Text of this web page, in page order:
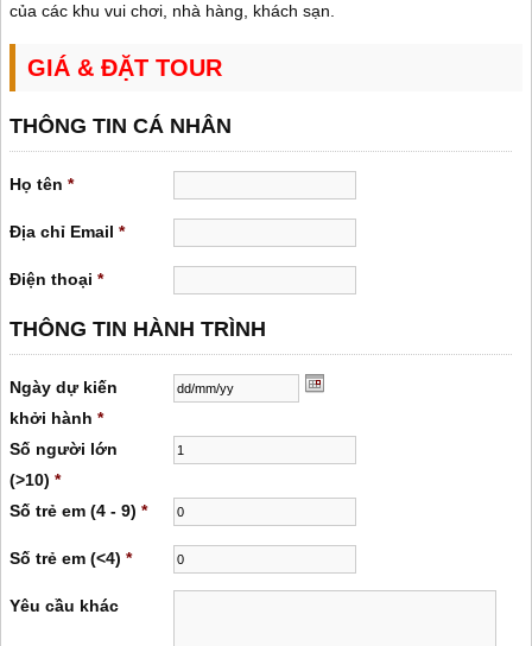
của các khu vui chơi, nhà hàng, khách sạn.
GIÁ & ĐẶT TOUR
THÔNG TIN CÁ NHÂN
Họ tên *
Địa chỉ Email *
Điện thoại *
THÔNG TIN HÀNH TRÌNH
Ngày dự kiến ​​
khởi hành *
Số người lớn
(>10) *
Số trẻ em (4 - 9) *
Số trẻ em (<4) *
Yêu cầu khác